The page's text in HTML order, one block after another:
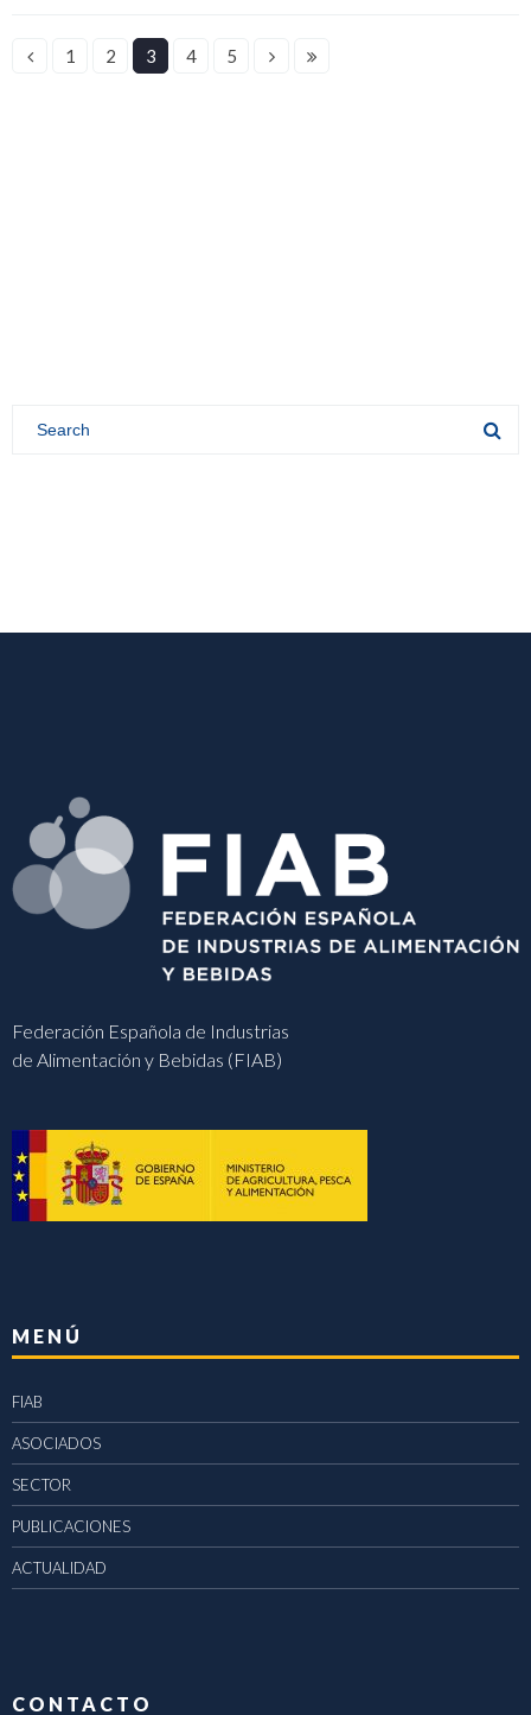
1 2 3 4 5
Federación Española de Industrias
de Alimentación y Bebidas (FIAB)
MENÚ
FIAB
ASOCIADOS
SECTOR
PUBLICACIONES
ACTUALIDAD
CONTACTO